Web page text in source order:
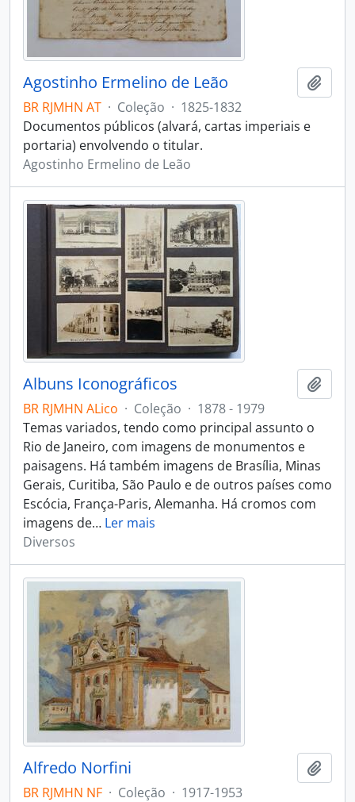
Agostinho Ermelino de Leão
BR RJMHN AT · Coleção · 1825-1832
Documentos públicos (alvará, cartas imperiais e
portaria) envolvendo o titular.
Agostinho Ermelino de Leão
Albuns Iconográficos
BR RJMHN ALico · Coleção · 1878 - 1979
Temas variados, tendo como principal assunto o
Rio de Janeiro, com imagens de monumentos e
paisagens. Há também imagens de Brasília, Minas
Gerais, Curitiba, São Paulo e de outros países como
Escócia, França-Paris, Alemanha. Há cromos com
imagens de… Ler mais
Diversos
Alfredo Norfini
BR RJMHN NF · Coleção · 1917-1953